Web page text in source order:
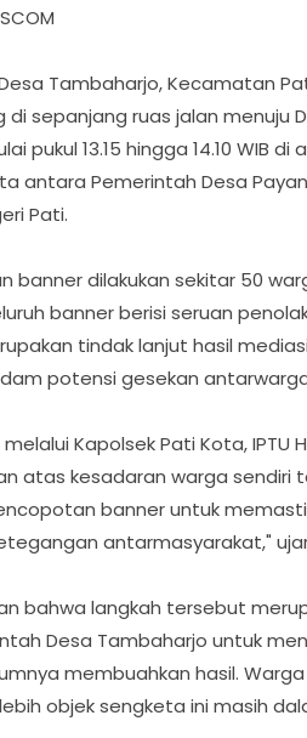
Orang Meninggal Dunia, Ini
Penyebabnya
Suasana Penuh Keakraban, Kodim
0718/Pati Gelar Nobar Kebangsaan
Bersama Masyarakat
Peletakan Batu Pertama Jembatan
Garuda, Langkah Nyata Tingkatkan
Konektivitas Desa Semirejo
Bakti Sosial Kesehatan Kodim
0718/Pati dan DKT Disambut Antusias
Tiga Warga Binaan Lapas Pati
Peserta Demo 13 Agustus 2025 Bebas,
Dukung Tim Favorit
Subsidi, Satpolairud Polresta Pati
Kodim 0718/Pati Wujudkan
Infrastruktur Berkualitas Melalui
Pembangunan Jembatan Beton
Tambaharjo, Kecamatan
sepanjang ruas jalan menuju
pukul 13.15 hingga 14.10 WIB
antara Pemerintah Desa
Pati.
banner dilakukan sekitar 50
banner berisi seruan
tindak lanjut hasil
potensi gesekan
Kapolsek Pati Kota,
atas kesadaran warga sendiri
banner untuk
antarmasyarakat," ujar
bahwa langkah tersebut
Desa Tambaharjo untuk
membuahkan hasil.
objek sengketa ini masih